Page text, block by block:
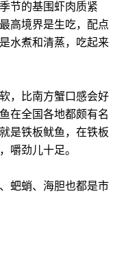
节的基围虾肉质紧
高境界是生吃，配点
水煮和清蒸，吃起来
，比南方蟹口感会好
在全国各地都颇有名
是铁板鱿鱼，在铁板
嚼劲儿十足。
蚆蛸、海胆也都是市